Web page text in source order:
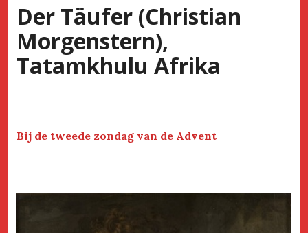
Der Täufer (Christian
Morgenstern),
Tatamkhulu Afrika
Bij de tweede zondag van de Advent